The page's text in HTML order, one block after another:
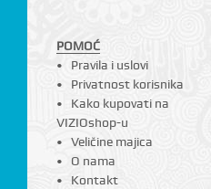
POMOĆ
Pravila i uslovi
Privatnost korisnika
Kako kupovati na
VIZIOshop-u
Veličine majica
O nama
Kontakt